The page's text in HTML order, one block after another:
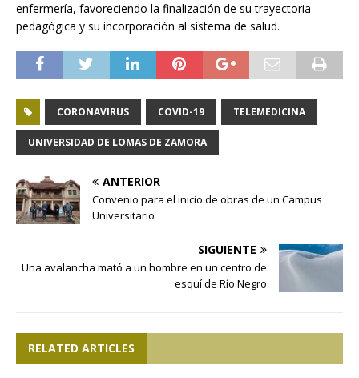
enfermería, favoreciendo la finalización de su trayectoria
pedagógica y su incorporación al sistema de salud.
CORONAVIRUS COVID-19 TELEMEDICINA
UNIVERSIDAD DE LOMAS DE ZAMORA
ANTERIOR
Convenio para el inicio de obras de un Campus
Universitario
SIGUIENTE
Una avalancha mató a un hombre en un centro de
esquí de Río Negro
RELATED ARTICLES